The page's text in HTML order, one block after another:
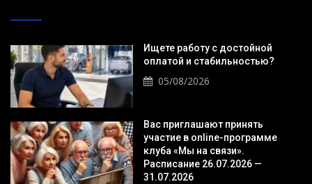
Ищете работу с достойной
оплатой и стабильностью?
05/08/2026
Вас приглашают принять
участие в online-программе
клуба «Мы на связи».
Расписание 26.07.2026 —
31.07.2026